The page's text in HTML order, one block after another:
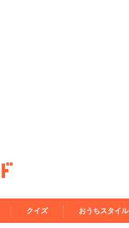
クイズ おうちスタイル